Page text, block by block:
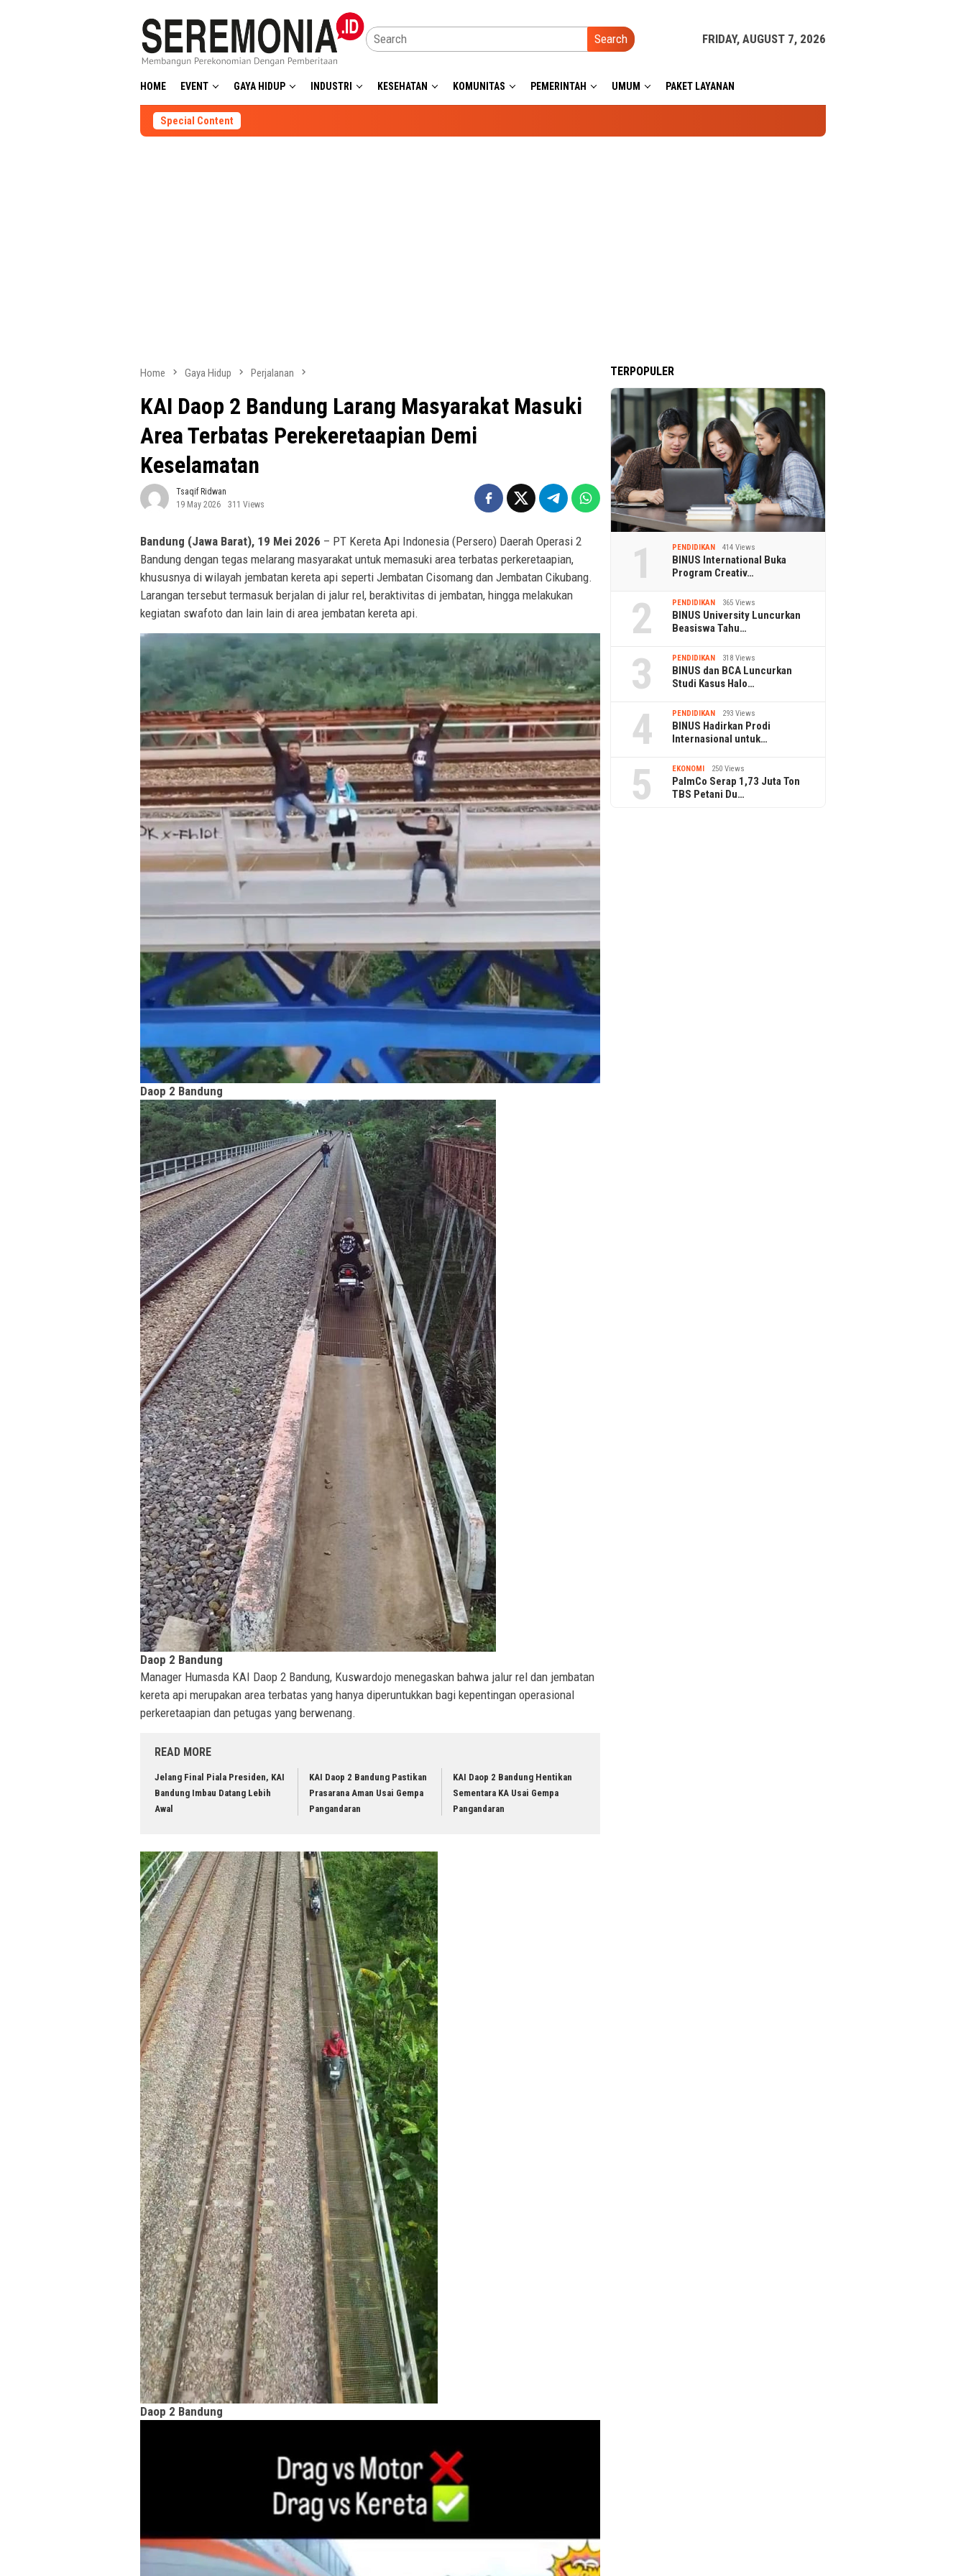
Search FRIDAY, AUGUST 7, 2026
HOME EVENT GAYA HIDUP INDUSTRI KESEHATAN KOMUNITAS PEMERINTAH UMUM PAKET LAYANAN
Special Content
Home Gaya Hidup Perjalanan
KAI Daop 2 Bandung Larang Masyarakat Masuki
Area Terbatas Perekeretaapian Demi
Keselamatan
Tsaqif Ridwan
19 May 2026
311 Views
Bandung (Jawa Barat), 19 Mei 2026 – PT Kereta Api Indonesia (Persero) Daerah Operasi 2
Bandung dengan tegas melarang masyarakat untuk memasuki area terbatas perkeretaapian,
khususnya di wilayah jembatan kereta api seperti Jembatan Cisomang dan Jembatan Cikubang.
Larangan tersebut termasuk berjalan di jalur rel, beraktivitas di jembatan, hingga melakukan
kegiatan swafoto dan lain lain di area jembatan kereta api.
Daop 2 Bandung
Daop 2 Bandung
Manager Humasda KAI Daop 2 Bandung, Kuswardojo menegaskan bahwa jalur rel dan jembatan
kereta api merupakan area terbatas yang hanya diperuntukkan bagi kepentingan operasional
perkeretaapian dan petugas yang berwenang.
READ MORE
Jelang Final Piala Presiden, KAI
Bandung Imbau Datang Lebih
Awal
KAI Daop 2 Bandung Pastikan
Prasarana Aman Usai Gempa
Pangandaran
KAI Daop 2 Bandung Hentikan
Sementara KA Usai Gempa
Pangandaran
Daop 2 Bandung
TERPOPULER
1 PENDIDIKAN 414 Views
BINUS International Buka
Program Creativ…
2 PENDIDIKAN 365 Views
BINUS University Luncurkan
Beasiswa Tahu…
3 PENDIDIKAN 318 Views
BINUS dan BCA Luncurkan
Studi Kasus Halo…
4 PENDIDIKAN 293 Views
BINUS Hadirkan Prodi
Internasional untuk…
5 EKONOMI 250 Views
PalmCo Serap 1,73 Juta Ton
TBS Petani Du…